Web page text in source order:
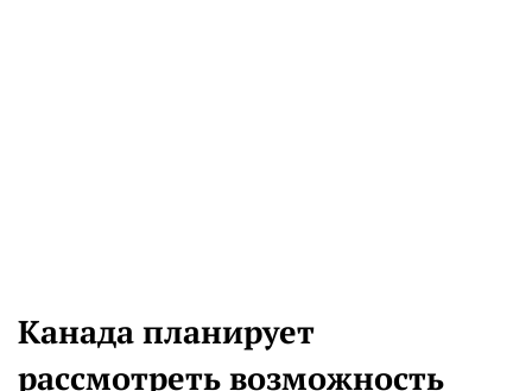
Канада планирует
рассмотреть возможность